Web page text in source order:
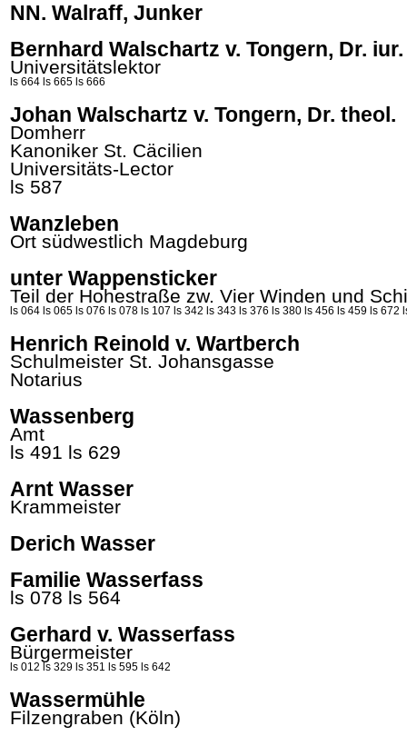
NN. Walraff, Junker
Bernhard Walschartz v. Tongern, Dr. iur.
Universitätslektor
ls 664 ls 665 ls 666
Johan Walschartz v. Tongern, Dr. theol.
Domherr
Kanoniker St. Cäcilien
Universitäts-Lector
ls 587
Wanzleben
Ort südwestlich Magdeburg
unter Wappensticker
Teil der Hohestraße zw. Vier Winden und
ls 064 ls 065 ls 076 ls 078 ls 107 ls 342 ls 343 ls 376 ls 380 ls 456 ls 459 ls 672
Henrich Reinold v. Wartberch
Schulmeister St. Johansgasse
Notarius
Wassenberg
Amt
ls 491 ls 629
Arnt Wasser
Krammeister
Derich Wasser
Familie Wasserfass
ls 078 ls 564
Gerhard v. Wasserfass
Bürgermeister
ls 012 ls 329 ls 351 ls 595 ls 642
Wassermühle
Filzengraben (Köln)